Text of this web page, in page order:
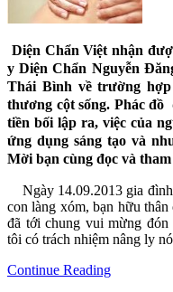
Diện Chẩn Việt nhận
yDiện Chẩn Nguyễn
Thái Bình về trường
thương cột sống. Phác đồ
tiền bối lập ra, việc của
ứng dụng sáng tạo và
Mời bạn cùng đọc và
Ngày 14.09.2013 gia đình
con làng xóm, bạn hữu thân
đã tới chung vui mừng đón
tôi có trách nhiệm nâng ly
Continue Reading